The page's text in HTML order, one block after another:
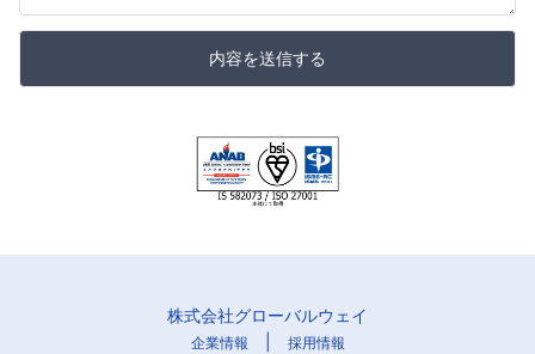
内容を送信する
株式会社グローバルウェイ
企業情報 採用情報